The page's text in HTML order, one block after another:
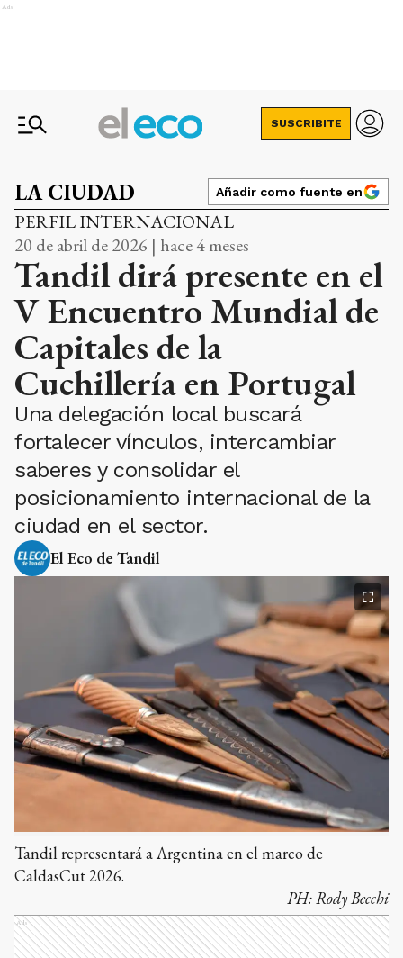
Ads
SUSCRIBITE
LA CIUDAD Añadir como fuente en
PERFIL INTERNACIONAL
20 de abril de 2026 | hace 4 meses
Tandil dirá presente en el
V Encuentro Mundial de
Capitales de la
Cuchillería en Portugal
Una delegación local buscará
fortalecer vínculos, intercambiar
saberes y consolidar el
posicionamiento internacional de la
ciudad en el sector.
El Eco de Tandil
Tandil representará a Argentina en el marco de
CaldasCut 2026.
PH:Rody Becchi
Ads